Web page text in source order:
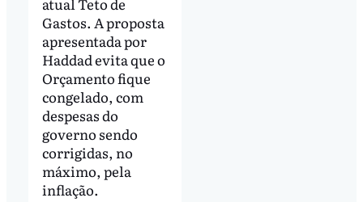
Gastos. A proposta
apresentada por
Haddad evita que o
Orçamento fique
congelado, com
despesas do
governo sendo
corrigidas, no
máximo, pela
inflação.